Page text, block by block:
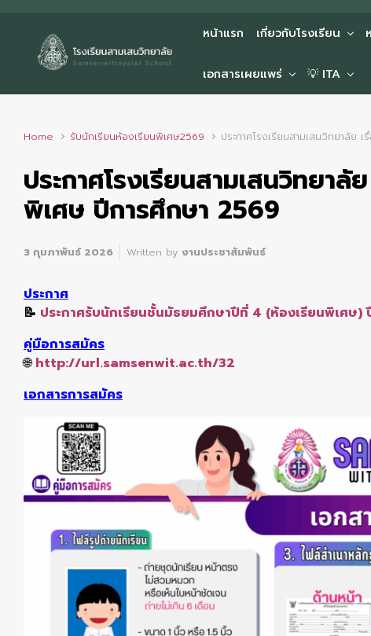
หน้าแรก เกี่ยวกับโรงเรียน
เอกสารเผยแพร่ 💡 ITA
Home รับนักเรียนห้องเรียนพิเศษ2569 ประกาศโรงเรียนสามเสนวิทยาลัย
ประกาศโรงเรียนสามเสนวิทยา
พิเศษ ปีการศึกษา 2569
3 กุมภาพันธ์ 2026 Written by งานประชาสัมพันธ์
ประกาศ
📝 ประกาศรับนักเรียนชั้นมัธยมศึกษาปีที่ 4 (ห้องเรียนพิเศษ)
คู่มือการสมัคร
🌐http://url.samsenwit.ac.th/32
เอกสารการสมัคร